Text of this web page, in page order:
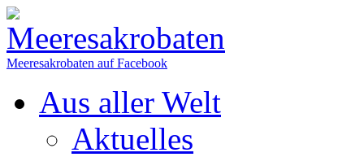
Meeresakrobaten auf Facebook
Aus aller Welt
Aktuelles